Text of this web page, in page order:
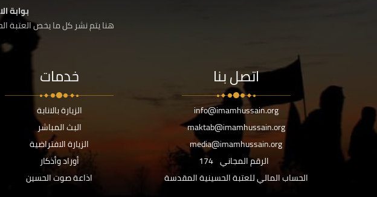
بوابة
هنا يتم نشر كل ما يخص العتبة
اتصل بنا
info@imamhussain.org
maktab@imamhussain.org
media@imamhussain.org
الرقم المجاني 174
الحساب المالي للعتبة الحسينية المقدسة
خدمات
الزيارة بالانابة
البث المباشر
الزيارة الافتراضية
أوراد وأذكار
اذاعة صوت الحسين